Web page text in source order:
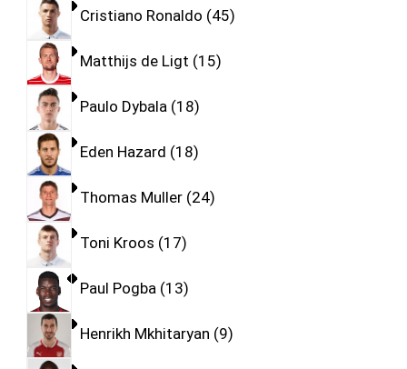
Cristiano Ronaldo 45
Matthijs de Ligt 15
Paulo Dybala 18
Eden Hazard 18
Thomas Muller 24
Toni Kroos 17
Paul Pogba 13
Henrikh Mkhitaryan 9